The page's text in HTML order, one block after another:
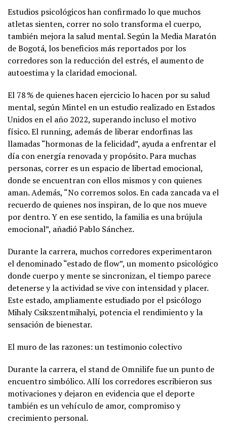
Estudios psicológicos han confirmado lo que muchos
atletas sienten, correr no solo transforma el cuerpo,
también mejora la salud mental. Según la Media Maratón
de Bogotá, los beneficios más reportados por los
corredores son la reducción del estrés, el aumento de
autoestima y la claridad emocional.
El 78 % de quienes hacen ejercicio lo hacen por su salud
mental, según Mintel en un estudio realizado en Estados
Unidos en el año 2022, superando incluso el motivo
físico. El running, además de liberar endorfinas las
llamadas “hormonas de la felicidad”, ayuda a enfrentar el
día con energía renovada y propósito. Para muchas
personas, correr es un espacio de libertad emocional,
donde se encuentran con ellos mismos y con quienes
aman. Además, “No corremos solos. En cada zancada va el
recuerdo de quienes nos inspiran, de lo que nos mueve
por dentro. Y en ese sentido, la familia es una brújula
emocional”, añadió Pablo Sánchez.
Durante la carrera, muchos corredores experimentaron
el denominado “estado de flow”, un momento psicológico
donde cuerpo y mente se sincronizan, el tiempo parece
detenerse y la actividad se vive con intensidad y placer.
Este estado, ampliamente estudiado por el psicólogo
Mihaly Csikszentmihalyi, potencia el rendimiento y la
sensación de bienestar.
El muro de las razones: un testimonio colectivo
Durante la carrera, el stand de Omnilife fue un punto de
encuentro simbólico. Allí los corredores escribieron sus
motivaciones y dejaron en evidencia que el deporte
también es un vehículo de amor, compromiso y
crecimiento personal.